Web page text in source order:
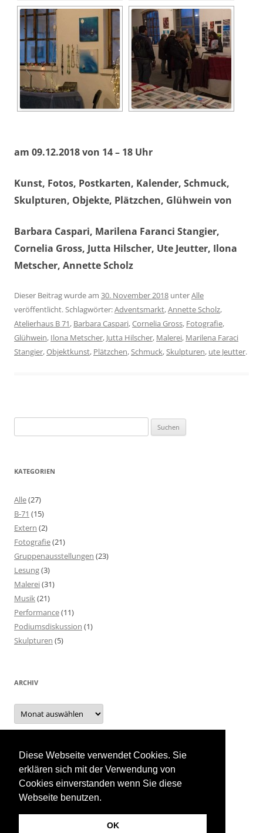
Diese Webseite verwendet Cookies. Sie
erklären sich mit der Verwendung von
Cookies einverstanden wenn Sie diese
Webseite benutzen.
OK
am 09.12.2018 von 14 – 18 Uhr
Kunst, Fotos, Postkarten, Kalender, Schmuck,
Skulpturen, Objekte, Plätzchen, Glühwein von
Barbara Caspari, Marilena Faranci Stangier,
Cornelia Gross, Jutta Hilscher, Ute Jeutter, Ilona
Metscher, Annette Scholz
Dieser Beitrag wurde am 30. November 2018 unterAlle
veröffentlicht. Schlagwörter:Adventsmarkt,Annette Scholz,
Atelierhaus B 71, Barbara Caspari,Cornelia Gross, Fotografie,
Glühwein, Ilona Metscher, Jutta Hilscher, Malerei, Marilena Faraci
Stangier,Objektkunst, Plätzchen,Schmuck,Skulpturen, ute Jeutter.
nach:
KATEGORIEN
Alle(27)
B-71 (15)
Extern (2)
Fotografie(21)
Gruppenausstellungen (23)
Lesung(3)
Malerei(31)
Musik(21)
Performance(11)
Podiumsdiskussion (1)
Skulpturen (5)
ARCHIV
Archiv
INTERN
Event Planung